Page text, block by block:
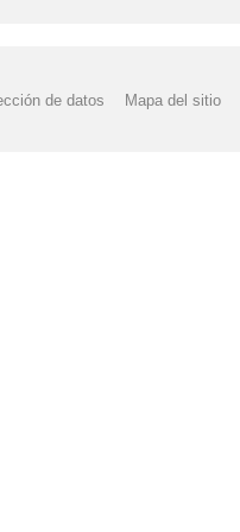
de datos Mapa del sitio